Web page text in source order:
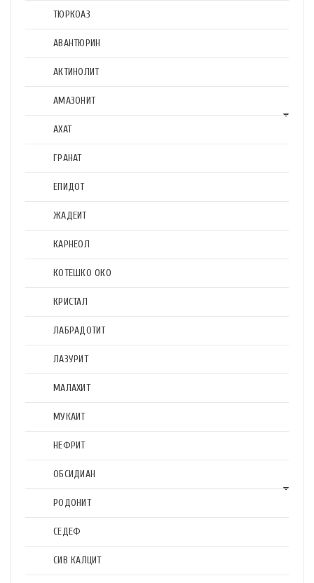
ТЮРКОАЗ
АВАНТЮРИН
АКТИНОЛИТ
АМАЗОНИТ
АХАТ
ГРАНАТ
ЕПИДОТ
ЖАДЕИТ
КАРНЕОЛ
КОТЕШКО ОКО
КРИСТАЛ
ЛАБРАДОТИТ
ЛАЗУРИТ
МАЛАХИТ
МУКАИТ
НЕФРИТ
ОБСИДИАН
РОДОНИТ
СЕДЕФ
СИВ КАЛЦИТ